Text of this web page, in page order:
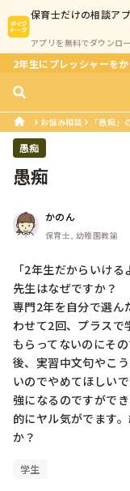
保育士だけの相談ア
アプリを無料でダウンロー
2年生にプレッシャーを
お悩み相談 「愚痴」
愚痴
愚痴
かのん
保育士, 幼稚園教諭
「2年生だからいけ
先生はなぜですか？
専門2年を自分で選ん
わせて2回、プラスで
もらってないのにそ
後、実習中文句やこ
いのでやめてほしい
強になるのですがで
的にヤル気がでます
か？
学生